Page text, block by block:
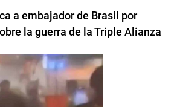
a embajador de Brasil por
la guerra de la Triple Alianza